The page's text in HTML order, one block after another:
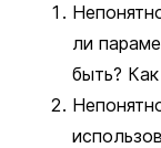
ли
быть?